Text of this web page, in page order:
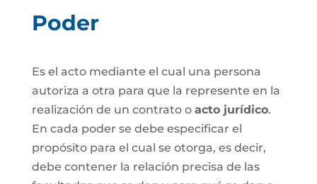
Poder
Es el acto mediante el cual una persona
autoriza a otra para que la represente en la
realización de un contrato o acto jurídico.
En cada poder se debe especificar el
propósito para el cual se otorga, es decir,
debe contener la relación precisa de las